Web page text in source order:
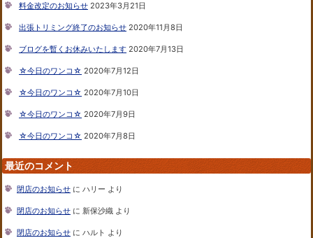
料金改定のお知らせ 2023年3月21日
出張トリミング終了のお知らせ 2020年11月8日
ブログを暫くお休みいたします 2020年7月13日
☆今日のワンコ☆ 2020年7月12日
☆今日のワンコ☆ 2020年7月10日
☆今日のワンコ☆ 2020年7月9日
☆今日のワンコ☆ 2020年7月8日
最近のコメント
閉店のお知らせ に ハリー より
閉店のお知らせ に 新保沙織 より
閉店のお知らせ に ハルト より